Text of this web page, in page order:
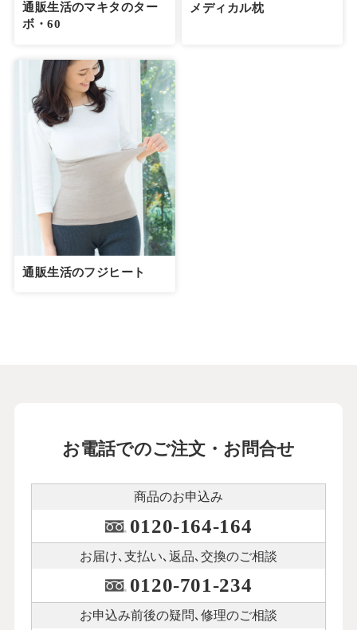
通販生活のマキタのター
ボ・60
メディカル枕
通販生活のフジヒート
お電話でのご注文・お問合せ
商品のお申込み
0120-164-164
お届け､支払い､ 返品､交換のご相談
0120-701-234
お申込み前後の疑問､修理のご相談